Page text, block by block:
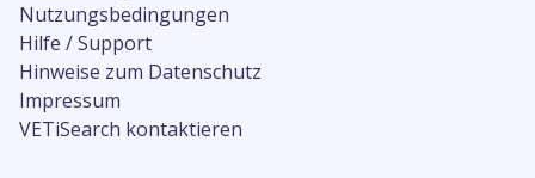
Nutzungsbedingungen
Hilfe / Support
Hinweise zum Datenschutz
Impressum
VETiSearch kontaktieren